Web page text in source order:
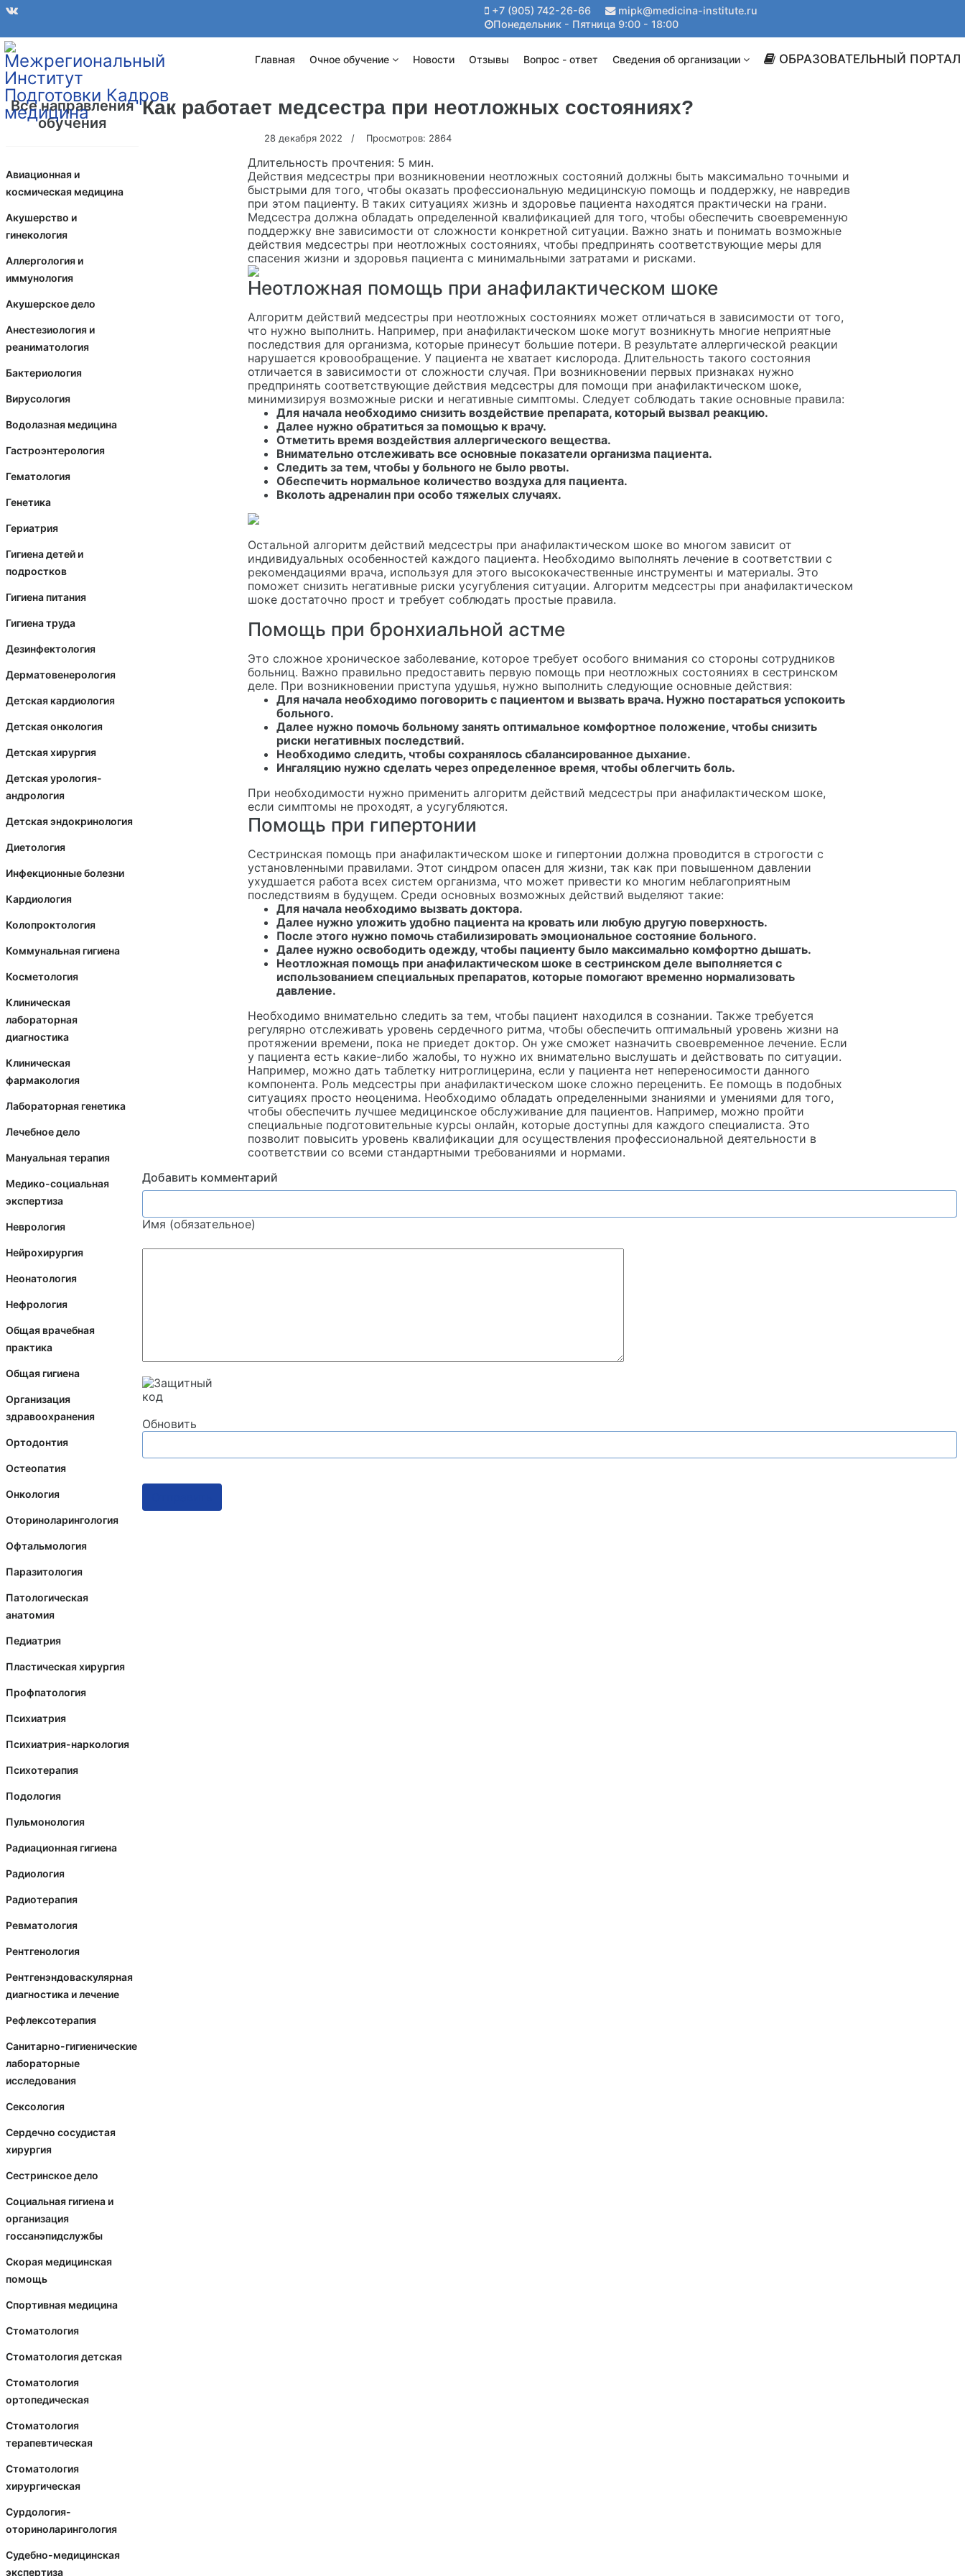
+7 (905) 742-26-66
mipk@medicina-institute.ru
Понедельник - Пятница 9:00 - 18:00
Главная Очное обучение Новости Отзывы Вопрос - ответ Сведения об организации ОБРАЗОВАТЕЛЬНЫЙ ПОРТАЛ
Все направления
обучения
Авиационная и
космическая медицина
Акушерство и
гинекология
Аллергология и
иммунология
Акушерское дело
Анестезиология и
реаниматология
Бактериология
Вирусология
Водолазная медицина
Гастроэнтерология
Гематология
Генетика
Гериатрия
Гигиена детей и
подростков
Гигиена питания
Гигиена труда
Дезинфектология
Дерматовенерология
Детская кардиология
Детская онкология
Детская хирургия
Детская урология-
андрология
Детская эндокринология
Диетология
Инфекционные болезни
Кардиология
Колопроктология
Коммунальная гигиена
Косметология
Клиническая
лабораторная
диагностика
Клиническая
фармакология
Лабораторная генетика
Лечебное дело
Мануальная терапия
Медико-социальная
экспертиза
Неврология
Нейрохирургия
Неонатология
Нефрология
Общая врачебная
практика
Общая гигиена
Организация
здравоохранения
Ортодонтия
Остеопатия
Онкология
Оториноларингология
Офтальмология
Паразитология
Патологическая
анатомия
Педиатрия
Пластическая хирургия
Профпатология
Психиатрия
Психиатрия-наркология
Психотерапия
Подология
Пульмонология
Радиационная гигиена
Радиология
Радиотерапия
Ревматология
Рентгенология
Рентгенэндоваскулярная
диагностика и лечение
Рефлексотерапия
Санитарно-гигиенические
лабораторные
исследования
Сексология
Сердечно сосудистая
хирургия
Сестринское дело
Социальная гигиена и
организация
госсанэпидслужбы
Скорая медицинская
помощь
Спортивная медицина
Стоматология
Стоматология детская
Стоматология
ортопедическая
Стоматология
терапевтическая
Стоматология
хирургическая
Сурдология-
оториноларингология
Судебно-медицинская
экспертиза
Как работает медсестра при неотложных состояниях?
28 декабря 2022 Просмотров: 2864
Длительность прочтения: 5 мин.
Действия медсестры при возникновении неотложных состояний должны быть максимально точными и
быстрыми для того, чтобы оказать профессиональную медицинскую помощь и поддержку, не навредив
при этом пациенту. В таких ситуациях жизнь и здоровье пациента находятся практически на грани.
Медсестра должна обладать определенной квалификацией для того, чтобы обеспечить своевременную
поддержку вне зависимости от сложности конкретной ситуации. Важно знать и понимать возможные
действия медсестры при неотложных состояниях, чтобы предпринять соответствующие меры для
спасения жизни и здоровья пациента с минимальными затратами и рисками.
Неотложная помощь при анафилактическом шоке
Алгоритм действий медсестры при неотложных состояниях может отличаться в зависимости от того,
что нужно выполнить. Например, при анафилактическом шоке могут возникнуть многие неприятные
последствия для организма, которые принесут большие потери. В результате аллергической реакции
нарушается кровообращение. У пациента не хватает кислорода. Длительность такого состояния
отличается в зависимости от сложности случая. При возникновении первых признаках нужно
предпринять соответствующие действия медсестры для помощи при анафилактическом шоке,
минимизируя возможные риски и негативные симптомы. Следует соблюдать такие основные правила:
Для начала необходимо снизить воздействие препарата, который вызвал реакцию.
Далее нужно обратиться за помощью к врачу.
Отметить время воздействия аллергического вещества.
Внимательно отслеживать все основные показатели организма пациента.
Следить за тем, чтобы у больного не было рвоты.
Обеспечить нормальное количество воздуха для пациента.
Вколоть адреналин при особо тяжелых случаях.
Остальной алгоритм действий медсестры при анафилактическом шоке во многом зависит от
индивидуальных особенностей каждого пациента. Необходимо выполнять лечение в соответствии с
рекомендациями врача, используя для этого высококачественные инструменты и материалы. Это
поможет снизить негативные риски усугубления ситуации. Алгоритм медсестры при анафилактическом
шоке достаточно прост и требует соблюдать простые правила.
Помощь при бронхиальной астме
Это сложное хроническое заболевание, которое требует особого внимания со стороны сотрудников
больниц. Важно правильно предоставить первую помощь при неотложных состояниях в сестринском
деле. При возникновении приступа удушья, нужно выполнить следующие основные действия:
Для начала необходимо поговорить с пациентом и вызвать врача. Нужно постараться успокоить
больного.
Далее нужно помочь больному занять оптимальное комфортное положение, чтобы снизить
риски негативных последствий.
Необходимо следить, чтобы сохранялось сбалансированное дыхание.
Ингаляцию нужно сделать через определенное время, чтобы облегчить боль.
При необходимости нужно применить алгоритм действий медсестры при анафилактическом шоке,
если симптомы не проходят, а усугубляются.
Помощь при гипертонии
Сестринская помощь при анафилактическом шоке и гипертонии должна проводится в строгости с
установленными правилами. Этот синдром опасен для жизни, так как при повышенном давлении
ухудшается работа всех систем организма, что может привести ко многим неблагоприятным
последствиям в будущем. Среди основных возможных действий выделяют такие:
Для начала необходимо вызвать доктора.
Далее нужно уложить удобно пациента на кровать или любую другую поверхность.
После этого нужно помочь стабилизировать эмоциональное состояние больного.
Далее нужно освободить одежду, чтобы пациенту было максимально комфортно дышать.
Неотложная помощь при анафилактическом шоке в сестринском деле выполняется с
использованием специальных препаратов, которые помогают временно нормализовать
давление.
Необходимо внимательно следить за тем, чтобы пациент находился в сознании. Также требуется
регулярно отслеживать уровень сердечного ритма, чтобы обеспечить оптимальный уровень жизни на
протяжении времени, пока не приедет доктор. Он уже сможет назначить своевременное лечение. Если
у пациента есть какие-либо жалобы, то нужно их внимательно выслушать и действовать по ситуации.
Например, можно дать таблетку нитроглицерина, если у пациента нет непереносимости данного
компонента. Роль медсестры при анафилактическом шоке сложно переценить. Ее помощь в подобных
ситуациях просто неоценима. Необходимо обладать определенными знаниями и умениями для того,
чтобы обеспечить лучшее медицинское обслуживание для пациентов. Например, можно пройти
специальные подготовительные курсы онлайн, которые доступны для каждого специалиста. Это
позволит повысить уровень квалификации для осуществления профессиональной деятельности в
соответствии со всеми стандартными требованиями и нормами.
Добавить комментарий
Имя (обязательное)
Обновить